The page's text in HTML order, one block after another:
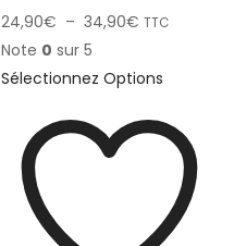
24,90€ – 34,90€ TTC
Note 0 sur 5
Sélectionnez Options